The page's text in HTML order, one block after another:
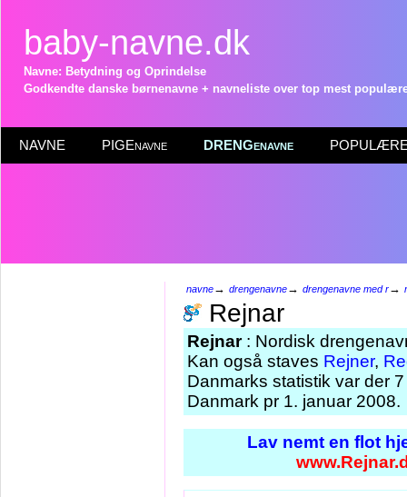
baby-navne.dk
Navne: Betydning og Oprindelse
Godkendte danske børnenavne + navneliste over top mest
NAVNE PIGEnavne DRENGenavne POPULÆRE
navne→ drengenavne→ drengenavne med r→
Rejnar
Rejnar: Nordisk
Kan også staves Rejner,
Danmarks statistik var der
Danmark pr 1. januar 2008.
Lav nemt en flot